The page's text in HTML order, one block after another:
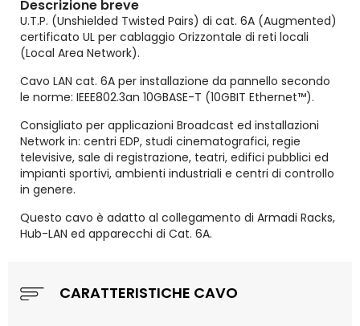
Descrizione breve
U.T.P. (Unshielded Twisted Pairs) di cat. 6A (Augmented)
certificato UL per cablaggio Orizzontale di reti locali
(Local Area Network).
Cavo LAN cat. 6A per installazione da pannello secondo
le norme: IEEE802.3an 10GBASE-T (10GBIT Ethernet™).
Consigliato per applicazioni Broadcast ed installazioni
Network in: centri EDP, studi cinematografici, regie
televisive, sale di registrazione, teatri, edifici pubblici ed
impianti sportivi, ambienti industriali e centri di controllo
in genere.
Questo cavo è adatto al collegamento di Armadi Racks,
Hub-LAN ed apparecchi di Cat. 6A.
CARATTERISTICHE CAVO